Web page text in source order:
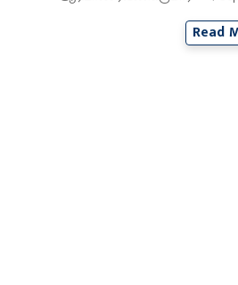
Read